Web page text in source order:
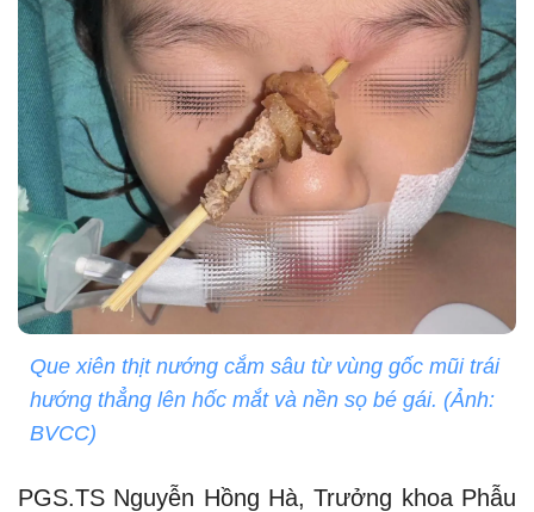
Que xiên thịt nướng cắm sâu từ vùng gốc mũi trái
hướng thẳng lên hốc mắt và nền sọ bé gái. (Ảnh:
BVCC)
PGS.TS Nguyễn Hồng Hà, Trưởng khoa Phẫu